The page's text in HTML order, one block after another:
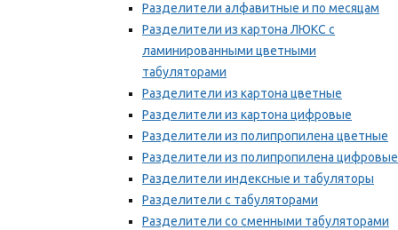
Разделители алфавитные и по месяцам
Разделители из картона ЛЮКС с
ламинированными цветными
табуляторами
Разделители из картона цветные
Разделители из картона цифровые
Разделители из полипропилена цветные
Разделители из полипропилена цифровые
Разделители индексные и табуляторы
Разделители с табуляторами
Разделители со сменными табуляторами